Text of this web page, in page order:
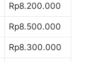
Rp8.200.000
Rp8.500.000
Rp8.300.000